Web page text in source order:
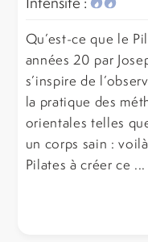
Qu’est-ce que le
années 20 par
s’inspire de
la pratique des
orientales telles
un corps sain :
Pilates à créer ce ...